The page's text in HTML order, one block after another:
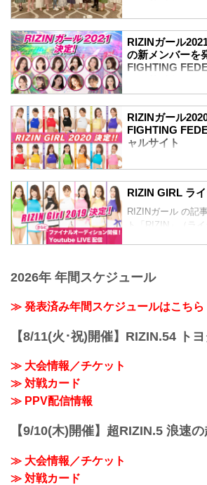
2025年1月1日〜
RIZINガール2025
から）
RIKO（りこ）
RIKO（りこ）
出身地...
選ばれた「RIZIN
応募総数約500人
査、そして最終審
信で行われた最終
したのは、なんと
彼女たちの初舞台
たまスーパーアリ
RIZIN.44だ！リン
る「RIZINガール
定したぞ！
RIZIN公式投票オ
タウンのそれぞれ
き、最終オーディ
名が「RIZINガー
ることとなった！
彼女たちの初舞台
グを華麗に彩る
んなで応援しよう
RIZINガール2022
荒井つかさ
荒井つかさ
荒井つ...
RIZINガール
の新メンバーを
FIGHTING
る「RIZINガール
定したぞ！
【17LIVE×RIZIN
MISSCON 2021の
員特別賞、主催者
が「RIZINガール
こととなった。
彼女たちの初舞台
いたまスーパーア
Yogibo presents
RIZINガール
FIGHTING
ャルサイト
RIZINガール2020
ーは計14名。初舞
アリーナMMにて開
RIZIN.22/RIZIN.23
RIZINガール2020
Twitter：
去年に引き続き継
RIZIN GIRL ラ
RIZINガール の記
ト「RIZIN」（ラ
FIGHTING
す。
2026年 年間スケジュール
≫ 発表済み年間スケジュールはこちら
【8/11(火･祝)開催】RIZIN.54 ト
≫ 大会情報／チケット
≫ 対戦カード
≫ PPV配信情報
【9/10(木)開催】超RIZIN.5 浪速
≫ 大会情報／チケット
≫ 対戦カード